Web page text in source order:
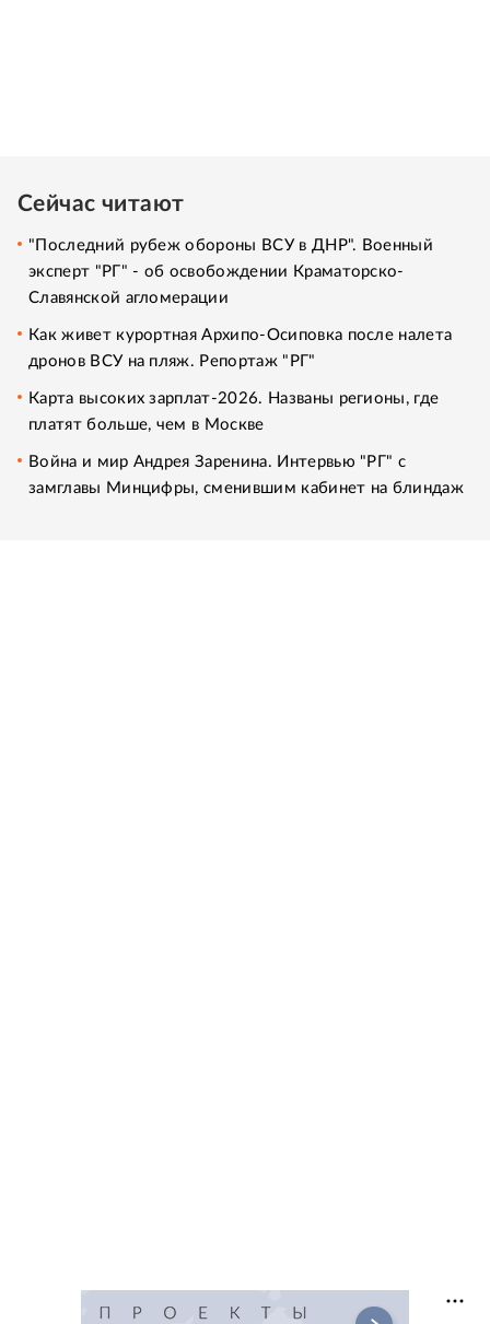
Сейчас читают
"Последний рубеж обороны ВСУ в ДНР". Военный
эксперт "РГ" - об освобождении Краматорско-
Славянской агломерации
Как живет курортная Архипо-Осиповка после налета
дронов ВСУ на пляж. Репортаж "РГ"
Карта высоких зарплат-2026. Названы регионы, где
платят больше, чем в Москве
Война и мир Андрея Заренина. Интервью "РГ" с
замглавы Минцифры, сменившим кабинет на блиндаж